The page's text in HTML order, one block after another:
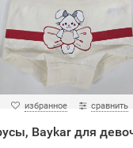
избранное сравнить
Baykar для